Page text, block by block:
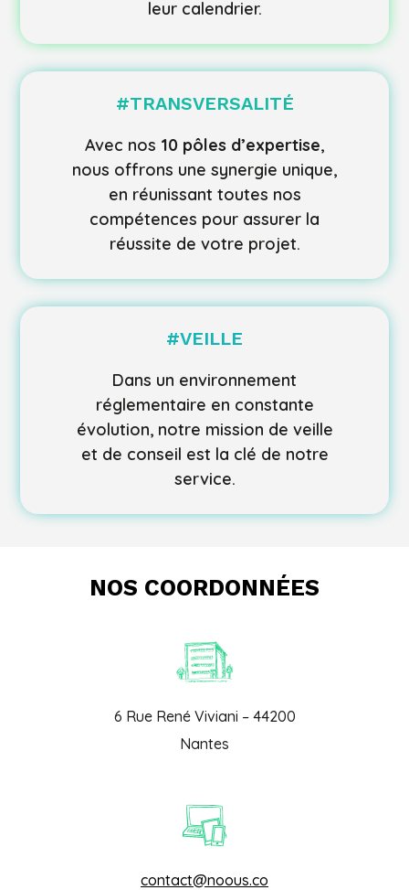
leur calendrier.
#TRANSVERSALITÉ
Avec nos 10 pôles d’expertise,
nous offrons une synergie unique,
en réunissant toutes nos
compétences pour assurer la
réussite de votre projet.
#VEILLE
Dans un environnement
réglementaire en constante
évolution, notre mission de veille
et de conseil est la clé de notre
service.
NOS COORDONNÉES
6 Rue René Viviani – 44200
Nantes
contact@noous.co